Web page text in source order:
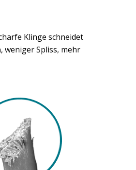
Klinge schneidet
weniger Spliss, mehr